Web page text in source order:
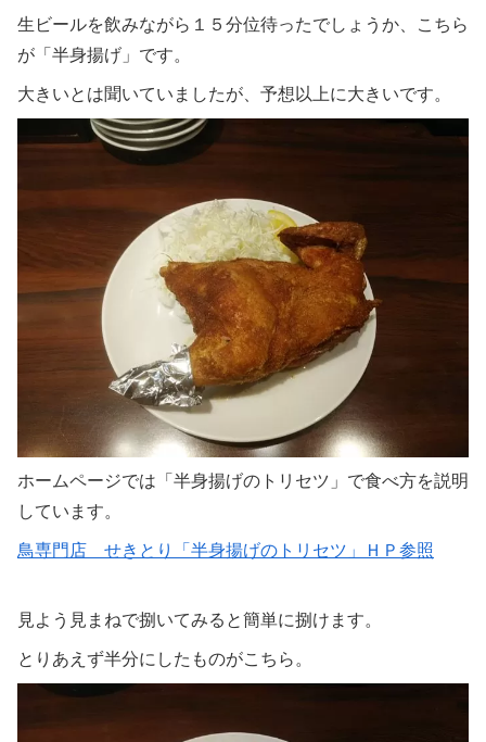
生ビールを飲みながら１５分位待ったでしょうか、こちら
が「半身揚げ」です。
大きいとは聞いていましたが、予想以上に大きいです。
ホームページでは「半身揚げのトリセツ」で食べ方を説明
しています。
鳥専門店 せきとり「半身揚げのトリセツ」ＨＰ参照
見よう見まねで捌いてみると簡単に捌けます。
とりあえず半分にしたものがこちら。